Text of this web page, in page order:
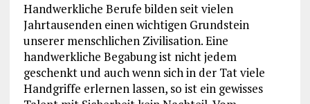
Handwerkliche Berufe bilden seit vielen
Jahrtausenden einen wichtigen Grundstein
unserer menschlichen Zivilisation. Eine
handwerkliche Begabung ist nicht jedem
geschenkt und auch wenn sich in der Tat viele
Handgriffe erlernen lassen, so ist ein gewisses